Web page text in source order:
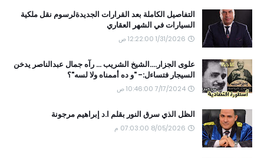
التفاصيل الكاملة بعد القرارات الجديدةلرسوم نقل ملكية
السيارات في الشهر العقاري
1/31/2026 12:22:00 ص
علوى الجزار....الشيخ الشريب ... رآه جمال عبدالناصر يدخن
السيجار فتساءل:- "و ده أممناه ولا لسه"؟
7/17/2024 10:46:00 ص
الظل الذي سرق النور بقلم ا.د إبراهيم مرجونة
8/05/2026 07:03:00 م